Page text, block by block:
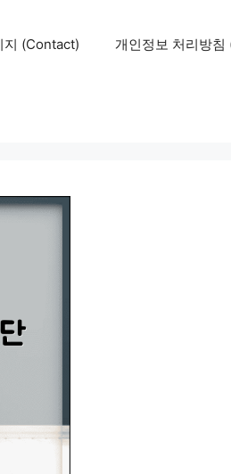
지 (Contact) 개인정보 처리방